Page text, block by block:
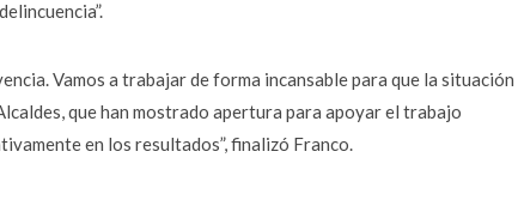
Vamos a trabajar de forma incansable para que la situación
que han mostrado apertura para apoyar el trabajo
en los resultados”, finalizó Franco.